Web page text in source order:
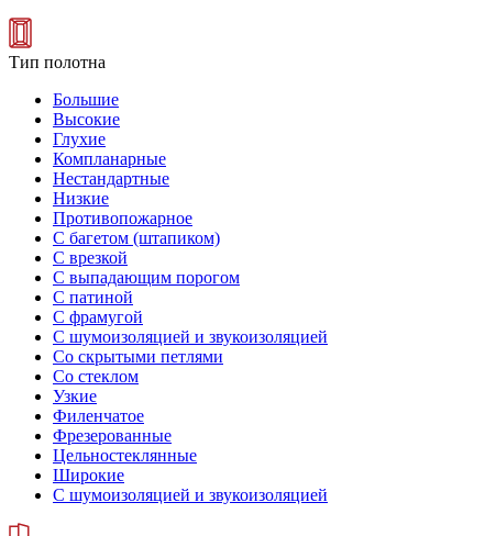
Тип полотна
Большие
Высокие
Глухие
Компланарные
Нестандартные
Низкие
Противопожарное
С багетом (штапиком)
С врезкой
С выпадающим порогом
С патиной
С фрамугой
С шумоизоляцией и звукоизоляцией
Со скрытыми петлями
Со стеклом
Узкие
Филенчатое
Фрезерованные
Цельностеклянные
Широкие
С шумоизоляцией и звукоизоляцией